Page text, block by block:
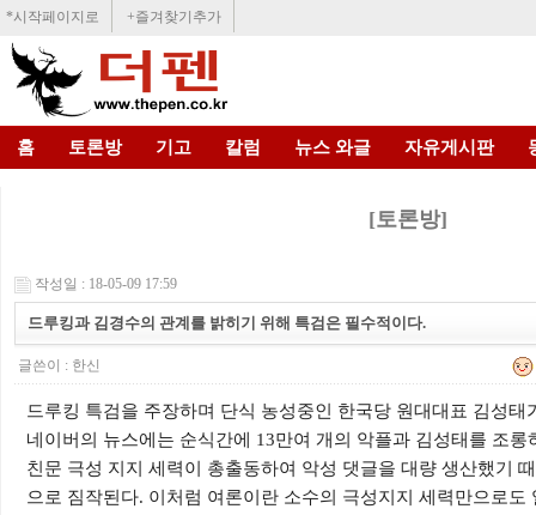
*시작페이지로 +즐겨찾기추가
홈 토론방 기고 칼럼 뉴스 와글 자유게시판
[토론방]
작성일 : 18-05-09 17:59
드루킹과 김경수의 관계를 밝히기 위해 특검은 필수적이다.
글쓴이 : 한신
드루킹 특검을 주장하며 단식 농성중인 한국당 원대대표 김성태
네이버의 뉴스에는 순식간에 13만여 개의 악플과 김성태를 조
친문 극성 지지 세력이 총출동하여 악성 댓글을 대량 생산했기
으로 짐작된다. 이처럼 여론이란 소수의 극성지지 세력만으로도